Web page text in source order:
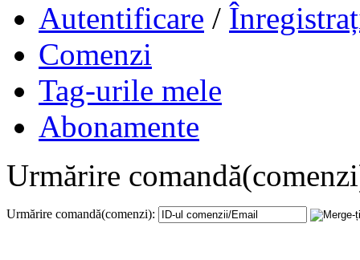
Autentificare /
Comenzi
Tag-urile mele
Abonamente
Urmărire
Urmărire comandă(comenzi):